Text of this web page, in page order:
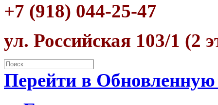
+7 (918) 044-25-47
ул. Российская 103/1 (2
Перейти в